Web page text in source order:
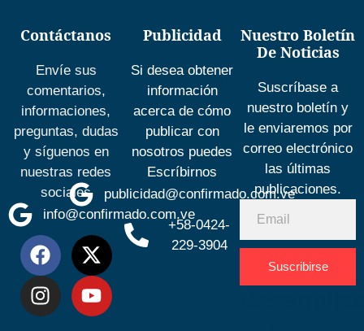
Contáctanos
Envíe sus
comentarios,
informaciones,
preguntas, dudas
y síguenos en
nuestras redes
sociales
info@confirmado.com.ve
Publicidad
Si desea obtener
información
acerca de cómo
publicar con
nosotros puedes
Escríbirnos
publicidad@confirmado.com.ve
+58-0424-
229-3904
Nuestro Boletín
De Noticias
Suscríbase a
nuestro boletín y
le enviaremos por
correo electrónico
las últimas
publicaciones.
Suscribirse